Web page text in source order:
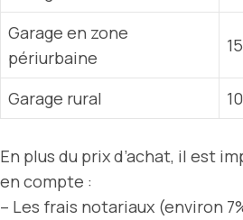
Garage en zone
périurbaine
Garage rural
En plus du prix d’achat, il est
en compte :
– Les frais notariaux (environ